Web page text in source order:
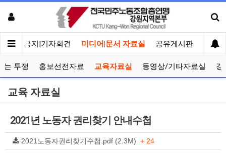
인 공지|기자회견 미디어|문서 자료실 공유게시판 선거
는 투쟁 홍보선전자료 교육자료실 동영상/기타자료실 강
교육 자료실
2021년 노동자 권리찾기 안내수첩
2021노동자권리찾기수첩.pdf (2.3M) + 24